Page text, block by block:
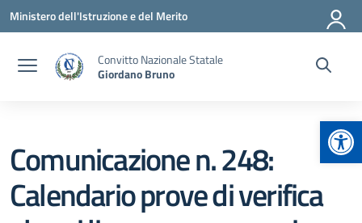
Vai ai contenuti
Vai al menu di navigazione
Vai al footer
Ministero dell'Istruzione e del Merito
Convitto Nazionale Statale
Giordano Bruno
Comunicazione n. 248:
Calendario prove di verifica